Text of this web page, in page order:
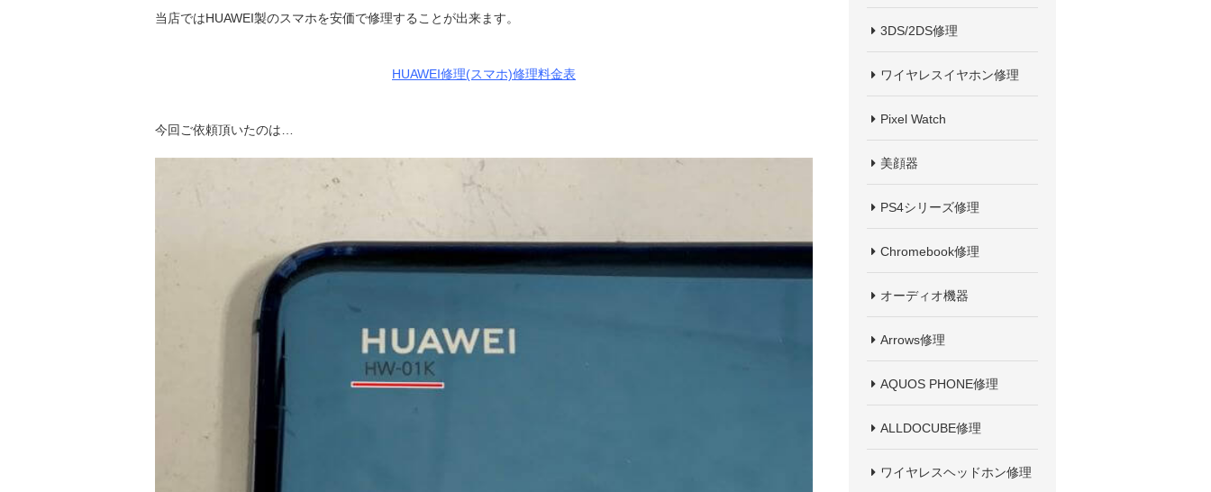
当店ではHUAWEI製のスマホを安価で修理することが出来ます。
HUAWEI修理(スマホ)修理料金表
今回ご依頼頂いたのは…
3DS/2DS修理
ワイヤレスイヤホン修理
Pixel Watch
美顔器
PS4シリーズ修理
Chromebook修理
オーディオ機器
Arrows修理
AQUOS PHONE修理
ALLDOCUBE修理
ワイヤレスヘッドホン修理